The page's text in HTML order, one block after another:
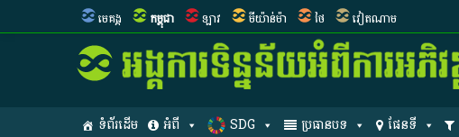
មេគង្គ កម្ពុជា ឡាវ មីយ៉ាន់ម៉ា ថៃ វៀតណាម
ទំព័រដើម អំពី SDG ប្រធានបទ ផែនទី